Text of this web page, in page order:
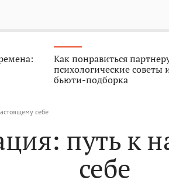
Как понравиться
психологические советы
бьюти-подборка
себе
путь к
себе